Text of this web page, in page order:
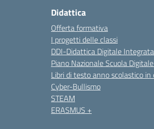
Didattica
Offerta formativa
I progetti delle classi
DDI-Didattica Digitale Integrata
Piano Nazionale Scuola
Libri di testo anno scolastico in
Cyber-Bullismo
STEAM
ERASMUS +